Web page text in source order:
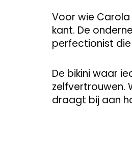
Voor wie
kant. De
perfectionist
De bikini waar
zelfvertrouwen.
draagt bij aan